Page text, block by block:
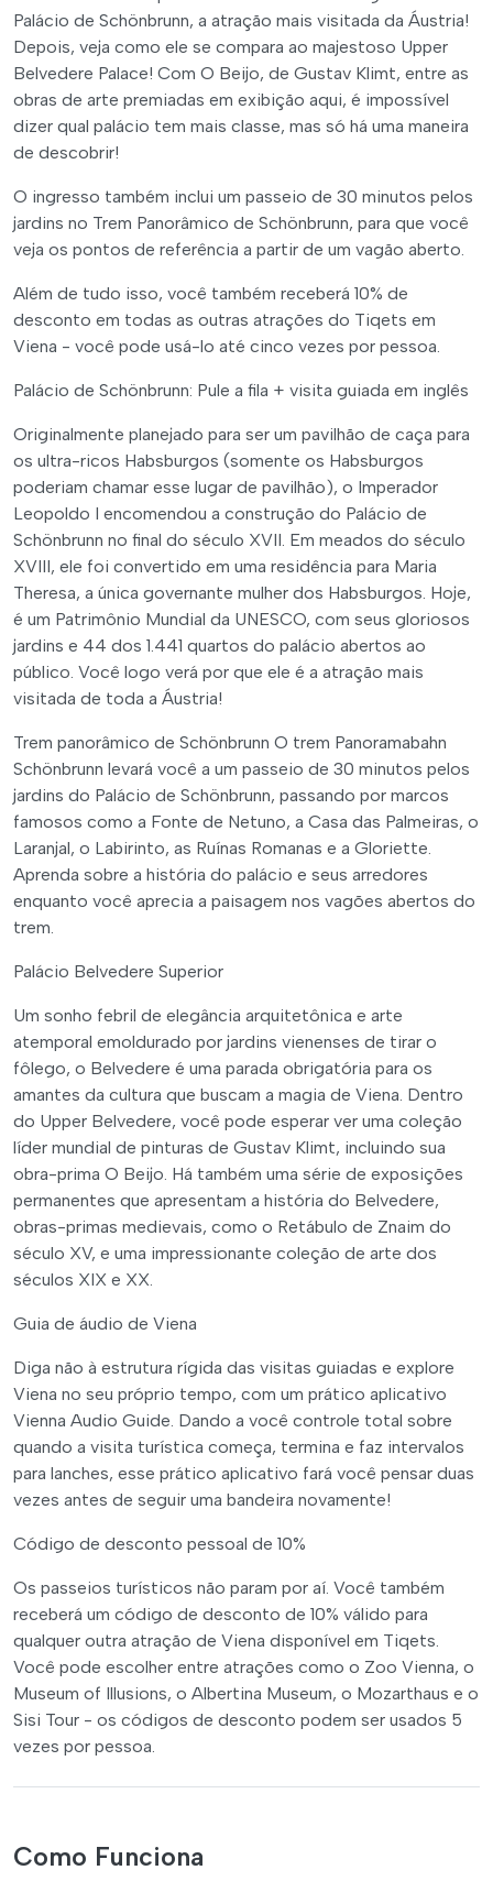
Palácio de Schönbrunn, a atração mais visitada da Áustria!
Depois, veja como ele se compara ao majestoso Upper
Belvedere Palace! Com O Beijo, de Gustav Klimt, entre as
obras de arte premiadas em exibição aqui, é impossível
dizer qual palácio tem mais classe, mas só há uma maneira
de descobrir!
O ingresso também inclui um passeio de 30 minutos pelos
jardins no Trem Panorâmico de Schönbrunn, para que você
veja os pontos de referência a partir de um vagão aberto.
Além de tudo isso, você também receberá 10% de
desconto em todas as outras atrações do Tiqets em
Viena - você pode usá-lo até cinco vezes por pessoa.
Palácio de Schönbrunn: Pule a fila + visita guiada em inglês
Originalmente planejado para ser um pavilhão de caça para
os ultra-ricos Habsburgos (somente os Habsburgos
poderiam chamar esse lugar de pavilhão), o Imperador
Leopoldo I encomendou a construção do Palácio de
Schönbrunn no final do século XVII. Em meados do século
XVIII, ele foi convertido em uma residência para Maria
Theresa, a única governante mulher dos Habsburgos. Hoje,
é um Patrimônio Mundial da UNESCO, com seus gloriosos
jardins e 44 dos 1.441 quartos do palácio abertos ao
público. Você logo verá por que ele é a atração mais
visitada de toda a Áustria!
Trem panorâmico de Schönbrunn O trem Panoramabahn
Schönbrunn levará você a um passeio de 30 minutos pelos
jardins do Palácio de Schönbrunn, passando por marcos
famosos como a Fonte de Netuno, a Casa das Palmeiras, o
Laranjal, o Labirinto, as Ruínas Romanas e a Gloriette.
Aprenda sobre a história do palácio e seus arredores
enquanto você aprecia a paisagem nos vagões abertos do
trem.
Palácio Belvedere Superior
Um sonho febril de elegância arquitetônica e arte
atemporal emoldurado por jardins vienenses de tirar o
fôlego, o Belvedere é uma parada obrigatória para os
amantes da cultura que buscam a magia de Viena. Dentro
do Upper Belvedere, você pode esperar ver uma coleção
líder mundial de pinturas de Gustav Klimt, incluindo sua
obra-prima O Beijo. Há também uma série de exposições
permanentes que apresentam a história do Belvedere,
obras-primas medievais, como o Retábulo de Znaim do
século XV, e uma impressionante coleção de arte dos
séculos XIX e XX.
Guia de áudio de Viena
Diga não à estrutura rígida das visitas guiadas e explore
Viena no seu próprio tempo, com um prático aplicativo
Vienna Audio Guide. Dando a você controle total sobre
quando a visita turística começa, termina e faz intervalos
para lanches, esse prático aplicativo fará você pensar duas
vezes antes de seguir uma bandeira novamente!
Código de desconto pessoal de 10%
Os passeios turísticos não param por aí. Você também
receberá um código de desconto de 10% válido para
qualquer outra atração de Viena disponível em Tiqets.
Você pode escolher entre atrações como o Zoo Vienna, o
Museum of Illusions, o Albertina Museum, o Mozarthaus e o
Sisi Tour - os códigos de desconto podem ser usados 5
vezes por pessoa.
Como Funciona